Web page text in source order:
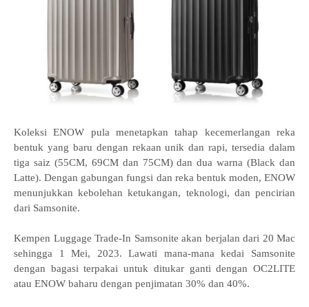
Koleksi ENOW pula menetapkan tahap kecemerlangan reka
bentuk yang baru dengan rekaan unik dan rapi, tersedia dalam
tiga saiz (55CM, 69CM dan 75CM) dan dua warna (Black dan
Latte). Dengan gabungan fungsi dan reka bentuk moden, ENOW
menunjukkan kebolehan ketukangan, teknologi, dan pencirian
dari Samsonite.
Kempen Luggage Trade-In Samsonite akan berjalan dari 20 Mac
sehingga 1 Mei, 2023. Lawati mana-mana kedai Samsonite
dengan bagasi terpakai untuk ditukar ganti dengan OC2LITE
atau ENOW baharu dengan penjimatan 30% dan 40%.